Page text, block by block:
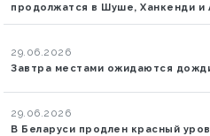
продолжатся в Шуше, Ханкенди и
29.06.2026
Завтра местами ожидаются
29.06.2026
В Беларуси продлен красный